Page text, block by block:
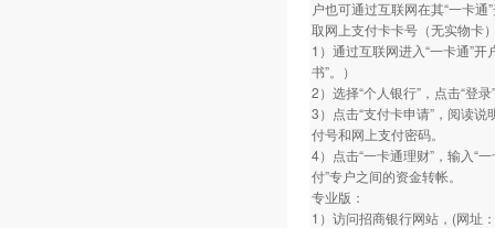
户也可通过互联网在其“一卡
取网上支付卡卡号（无实物卡
1）通过互联网进入“一卡通”
书”。）
2）选择“个人银行”，点击“登录
3）点击“支付卡申请”，阅读
付号和网上支付密码。
4）点击“一卡通理财”，输入“
付”专户之间的资金转帐。
专业版：
1）访问招商银行网站，(网址